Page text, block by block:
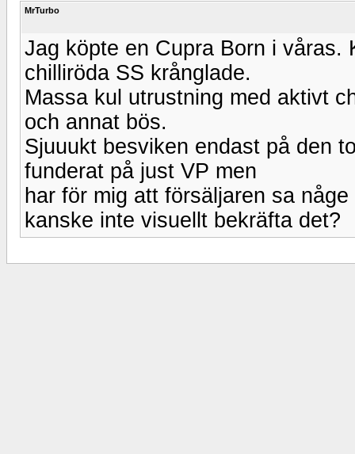
MrTurbo
Jag köpte en Cupra Born i våras.
chilliröda SS krånglade.
Massa kul utrustning med aktivt
och annat bös.
Sjuuukt besviken endast på den
funderat på just VP men
har för mig att försäljaren sa
kanske inte visuellt bekräfta det?